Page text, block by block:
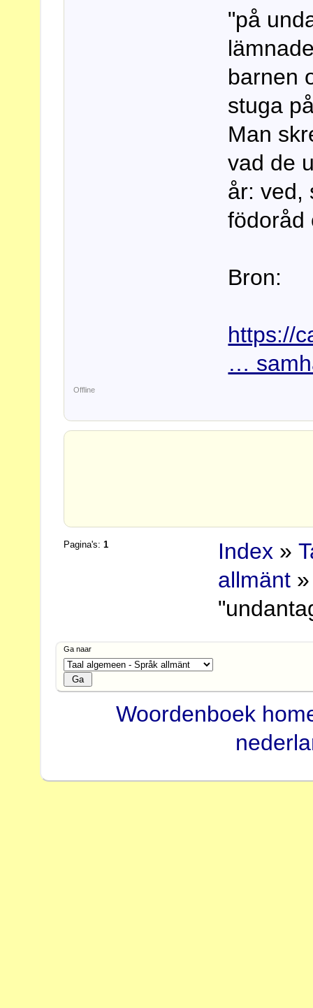
"på
barnen
stuga
Man
vad de
år: ved,
födoråd
Bron:
https://
…
Offline
Pagina's:1 Index »
allmänt
Ga naar
Woordenboek